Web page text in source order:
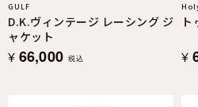
GULF
D.K.ヴィンテージ レーシング ジ
ャケット
¥ 66,000 税込 ¥